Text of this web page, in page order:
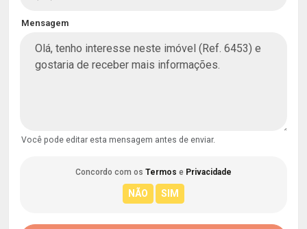
Mensagem
Você pode editar esta mensagem antes de enviar.
Concordo com os Termos e Privacidade